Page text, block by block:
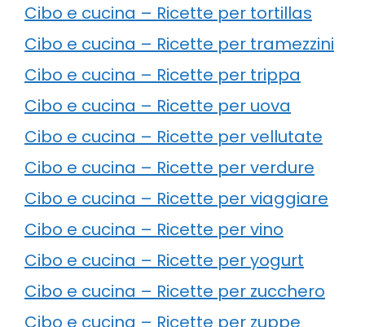
Cibo e cucina – Ricette per tortillas
Cibo e cucina – Ricette per tramezzini
Cibo e cucina – Ricette per trippa
Cibo e cucina – Ricette per uova
Cibo e cucina – Ricette per vellutate
Cibo e cucina – Ricette per verdure
Cibo e cucina – Ricette per viaggiare
Cibo e cucina – Ricette per vino
Cibo e cucina – Ricette per yogurt
Cibo e cucina – Ricette per zucchero
Cibo e cucina – Ricette per zuppe